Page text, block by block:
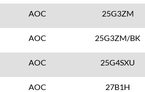
AOC 25G3ZM
AOC 25G3ZM/BK
AOC 25G4SXU
AOC 27B1H